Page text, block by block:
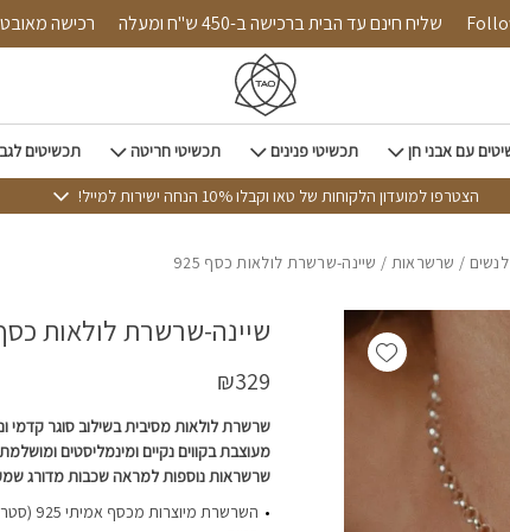
Follow us שליח חינם עד הבית ברכישה ב-450 ש"ח ומעלה
עם אבני חן תכשיטי פנינים תכשיטי חריטה תכשיטים
הצטרפו למועדון הלקוחות של טאו וקבלו 10% הנחה ישירות למייל!
/ שרשראות / שיינה-שרשרת לולאות כסף 925
שיינה-שרשרת לולאות כסף
₪329
שרשרת לולאות מסיבית בשילוב סוגר
מעוצבת בקווים נקיים ומינמליסטים
שרשראות נוספות למראה שכבות מדורג
השרשרת
Add wishlist